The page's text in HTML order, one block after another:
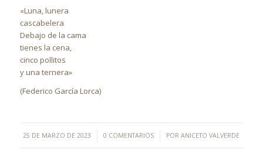
«Luna, lunera
cascabelera
Debajo de la cama
tienes la cena,
cinco pollitos
y una ternera»
(Federico García Lorca)
25 DE MARZO DE 2023
/ 0 COMENTARIOS
/ PORANICETO VALVERDE